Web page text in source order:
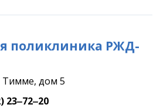
поликлиника РЖД-
Тимме, дом 5
23‒72‒20